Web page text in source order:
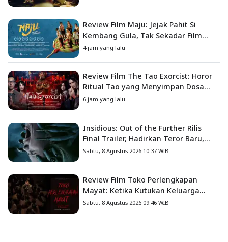
Review Film Maju: Jejak Pahit Si
Kembang Gula, Tak Sekadar Film
Petualangan Anak
4 jam yang lalu
Review Film The Tao Exorcist: Horor
Ritual Tao yang Menyimpan Dosa
Masa Lalu
6 jam yang lalu
Insidious: Out of the Further Rilis
Final Trailer, Hadirkan Teror Baru,
Iblis Kini Masuk ke Dunia Manusia
Sabtu, 8 Agustus 2026 10:37 WIB
Review Film Toko Perlengkapan
Mayat: Ketika Kutukan Keluarga
Menjadi Sumber Teror yang
Sabtu, 8 Agustus 2026 09:46 WIB